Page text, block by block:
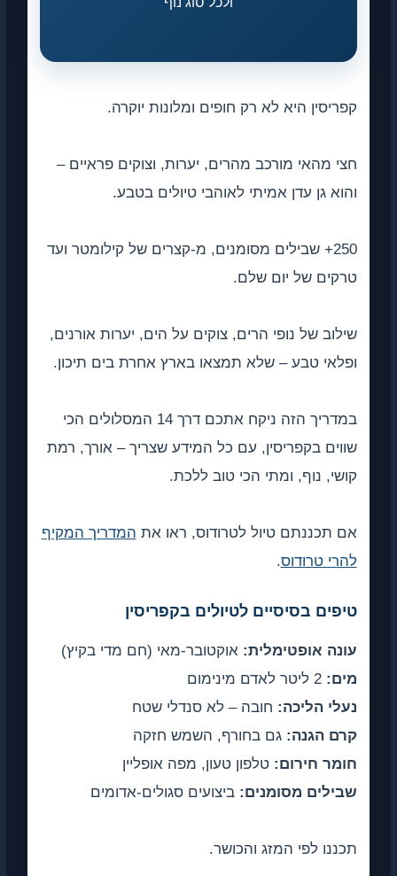
קפריסין היא לא רק חופים ומלונות יוקרה.
חצי מהאי מורכב מהרים, יערות, וצוקים פראיים –
והוא גן עדן אמיתי לאוהבי טיולים בטבע.
250+ שבילים מסומנים, מ-קצרים של קילומטר ועד
טרקים של יום שלם.
שילוב של נופי הרים, צוקים על הים, יערות אורנים,
ופלאי טבע – שלא תמצאו בארץ אחרת בים תיכון.
במדריך הזה ניקח אתכם דרך 14 המסלולים הכי
שווים בקפריסין, עם כל המידע שצריך – אורך, רמת
קושי, נוף, ומתי הכי טוב ללכת.
אם תכננתם טיול לטרודוס, ראו אתהמדריך המקיף
להרי טרודוס.
טיפים בסיסיים לטיולים בקפריסין
עונה אופטימלית:אוקטובר-מאי (חם מדי בקיץ)
2 ליטר לאדם מינימום
נעלי הליכה:חובה – לא סנדלי שטח
קרם הגנה:גם בחורף, השמש חזקה
חומר חירום:טלפון טעון, מפה אופליין
שבילים מסומנים:ביצועים סגולים-אדומים
תכננו לפי המזג והכושר.